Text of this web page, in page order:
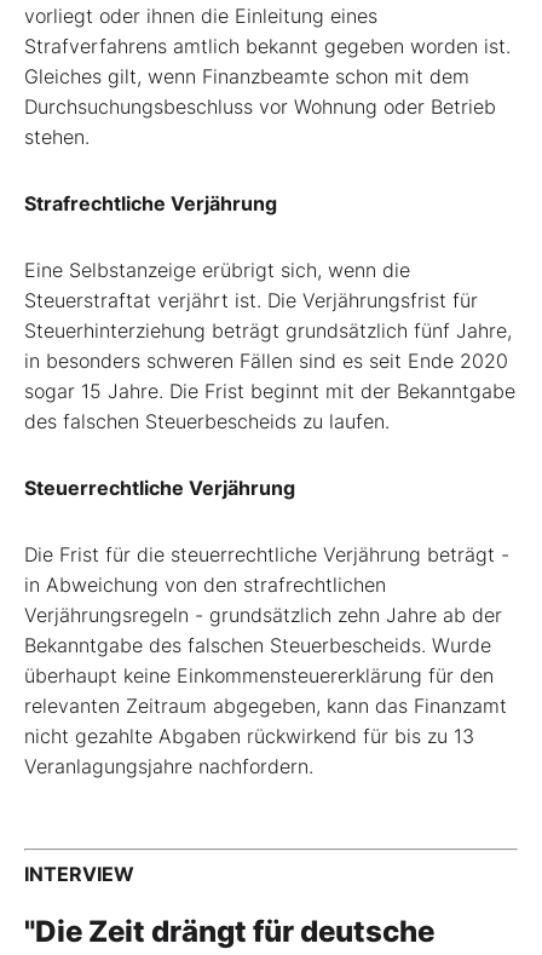
vorliegt oder ihnen die Einleitung eines
Strafverfahrens amtlich bekannt gegeben worden ist.
Gleiches gilt, wenn Finanzbeamte schon mit dem
Durchsuchungsbeschluss vor Wohnung oder Betrieb
stehen.
Strafrechtliche Verjährung
Eine Selbstanzeige erübrigt sich, wenn die
Steuerstraftat verjährt ist. Die Verjährungsfrist für
Steuerhinterziehung beträgt grundsätzlich fünf Jahre,
in besonders schweren Fällen sind es seit Ende 2020
sogar 15 Jahre. Die Frist beginnt mit der Bekanntgabe
des falschen Steuerbescheids zu laufen.
Steuerrechtliche Verjährung
Die Frist für die steuerrechtliche Verjährung beträgt -
in Abweichung von den strafrechtlichen
Verjährungsregeln - grundsätzlich zehn Jahre ab der
Bekanntgabe des falschen Steuerbescheids. Wurde
überhaupt keine Einkommensteuererklärung für den
relevanten Zeitraum abgegeben, kann das Finanzamt
nicht gezahlte Abgaben rückwirkend für bis zu 13
Veranlagungsjahre nachfordern.
INTERVIEW
"Die Zeit drängt für deutsche